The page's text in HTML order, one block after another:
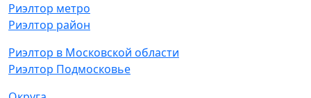
Риэлтор метро
Риэлтор район
Риэлтор в Московской области
Риэлтор Подмосковье